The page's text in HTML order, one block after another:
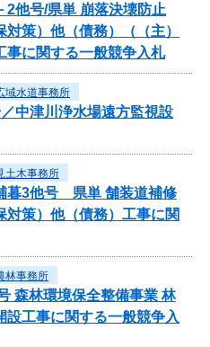
2他号/県単 崩落決壊防止
対策）他（債務）（（主）
事に関する一般競争入札
域水道事務所
中津川浄水場遠方監視設
土木事務所
暮3他号 県単 舗装道補修
対策）他（債務）工事に関
林事務所
森林環境保全整備事業 林
工事に関する一般競争入